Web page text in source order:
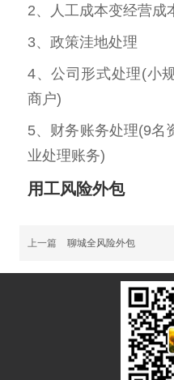
2、人工成本变经营成
3、政策洼地处理
4、公司形式处理(小
商户)
5、财务账务处理(9名
业处理账务)
用工风险外包
上一篇 聊城全风险外包